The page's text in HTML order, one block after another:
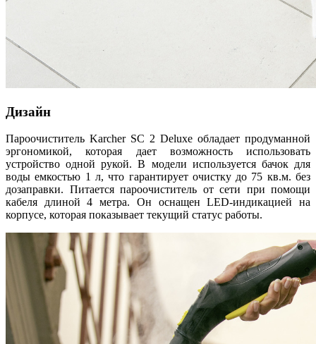
Дизайн
Пароочиститель Karcher SC 2 Deluxe обладает продуманной
эргономикой, которая дает возможность использовать
устройство одной рукой. В модели используется бачок для
воды емкостью 1 л, что гарантирует очистку до 75 кв.м. без
дозаправки. Питается пароочиститель от сети при помощи
кабеля длиной 4 метра. Он оснащен LED-индикацией на
корпусе, которая показывает текущий статус работы.